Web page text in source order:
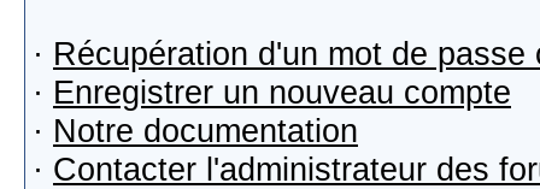
· Récupération d'un mot de passe
· Enregistrer un nouveau compte
· Notre documentation
· Contacter l'administrateur des